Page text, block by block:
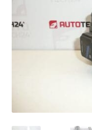
Политика за